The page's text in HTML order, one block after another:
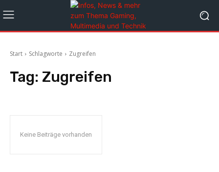
Start Schlagworte Zugreifen
Tag: Zugreifen
Keine Beiträge vorhanden